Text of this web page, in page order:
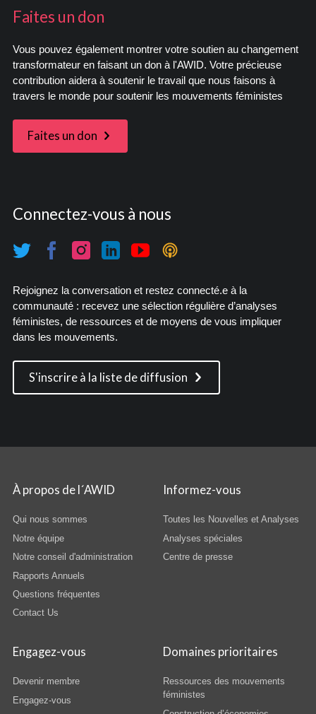
Faites un don
Vous pouvez également montrer votre soutien au changement
transformateur en faisant un don à l'AWID. Votre précieuse
contribution aidera à soutenir le travail que nous faisons à
travers le monde pour soutenir les mouvements féministes
Faites un don
Connectez-vous à nous
Rejoignez la conversation et restez connecté.e à la
communauté : recevez une sélection régulière d’analyses
féministes, de ressources et de moyens de vous impliquer
dans les mouvements.
S'inscrire à la liste de diffusion
À propos de l´AWID
Qui nous sommes
Notre équipe
Notre conseil d'administration
Rapports Annuels
Questions fréquentes
Contact Us
Informez-vous
Toutes les Nouvelles et Analyses
Analyses spéciales
Centre de presse
Engagez-vous
Devenir membre
Engagez-vous
Domaines prioritaires
Ressources des mouvements
féministes